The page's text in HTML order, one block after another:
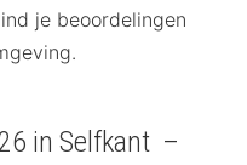
je beoordelingen
in Selfkant –